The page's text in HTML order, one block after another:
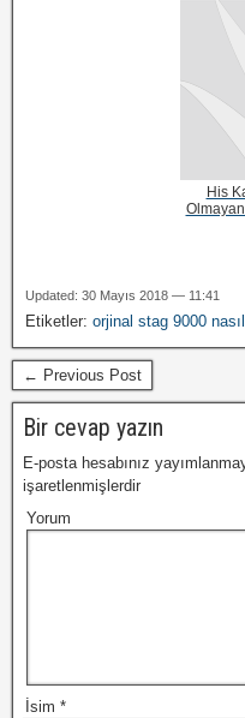
His
Updated: 30 Mayıs 2018 — 11:41
Etiketler: orjinal stag 9000 nasıl
← Previous Post
Bir cevap yazın
E-posta hesabınız
işaretlenmişlerdir
Yorum
İsim *